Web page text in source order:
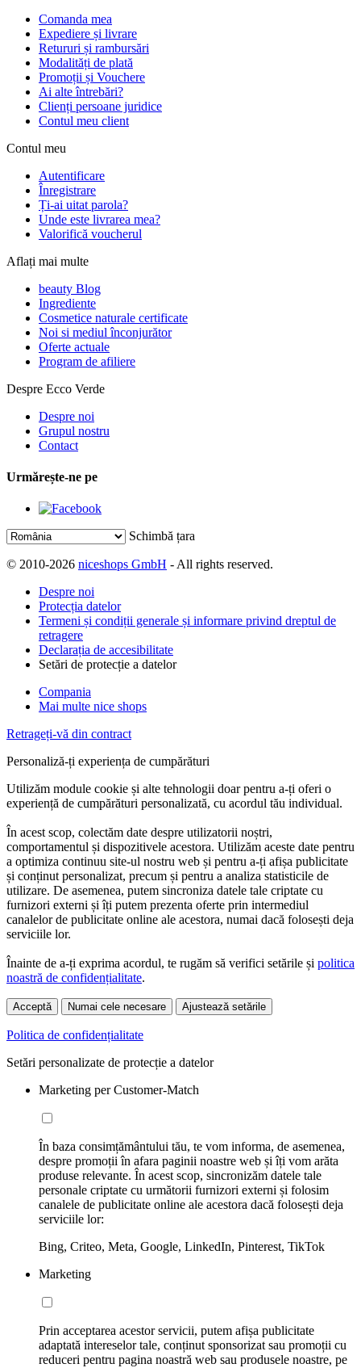
Comanda mea
Expediere și livrare
Retururi și rambursări
Modalități de plată
Promoții și Vouchere
Ai alte întrebări?
Clienți persoane juridice
Contul meu client
Contul meu
Autentificare
Înregistrare
Ți-ai uitat parola?
Unde este livrarea mea?
Valorifică voucherul
Aflați mai multe
beauty Blog
Ingrediente
Cosmetice naturale certificate
Noi si mediul înconjurător
Oferte actuale
Program de afiliere
Despre Ecco Verde
Despre noi
Grupul nostru
Contact
Urmărește-ne pe
Schimbă țara
© 2010-2026 niceshops GmbH - All rights reserved.
Despre noi
Protecția datelor
Termeni și condiții generale și informare privind dreptul de
retragere
Declarația de accesibilitate
Setări de protecție a datelor
Compania
Mai multe nice shops
Retrageți-vă din contract
Personaliză-ți experiența de cumpărături
Utilizăm module cookie și alte tehnologii doar pentru a-ți oferi o
experiență de cumpărături personalizată, cu acordul tău individual.
În acest scop, colectăm date despre utilizatorii noștri,
comportamentul și dispozitivele acestora. Utilizăm aceste date pentru
a optimiza continuu site-ul nostru web și pentru a-ți afișa publicitate
și conținut personalizat, precum și pentru a analiza statisticile de
utilizare. De asemenea, putem sincroniza datele tale criptate cu
furnizori externi și îți putem prezenta oferte prin intermediul
canalelor de publicitate online ale acestora, numai dacă folosești deja
serviciile lor.
Înainte de a-ți exprima acordul, te rugăm să verifici setările și politica
noastră de confidențialitate.
Acceptă Numai cele necesare Ajustează setările
Politica de confidențialitate
Setări personalizate de protecție a datelor
Marketing per Customer-Match
În baza consimțământului tău, te vom informa, de asemenea,
despre promoții în afara paginii noastre web și îți vom arăta
produse relevante. În acest scop, sincronizăm datele tale
personale criptate cu următorii furnizori externi și folosim
canalele de publicitate online ale acestora dacă folosești deja
serviciile lor:
Bing, Criteo, Meta, Google, LinkedIn, Pinterest, TikTok
Marketing
Prin acceptarea acestor servicii, putem afișa publicitate
adaptată intereselor tale, conținut sponsorizat sau promoții cu
reduceri pentru pagina noastră web sau produsele noastre, pe